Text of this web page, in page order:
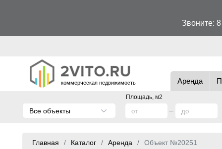
Звоните:
коммерческая недвижимость Аренда
Площадь, м2
Все объекты
Главная Каталог Аренда Объект №20251